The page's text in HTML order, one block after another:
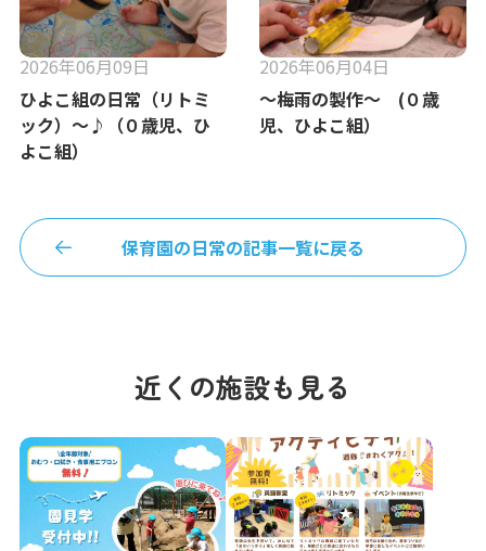
2026年06月09日
ひよこ組の日常（リトミ
ック）～♪（０歳児、ひ
よこ組）
2026年06月04日
～梅雨の製作～ (０歳
児、ひよこ組）
保育園の日常の記事一覧に戻る
近くの施設も見る